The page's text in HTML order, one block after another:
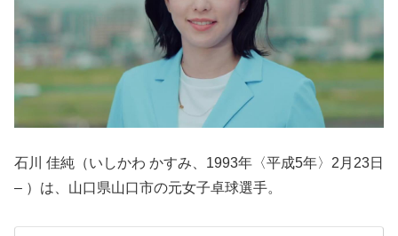
石川 佳純（いしかわ かすみ、1993年〈平成5年〉2月23日
– ）は、山口県山口市の元女子卓球選手。